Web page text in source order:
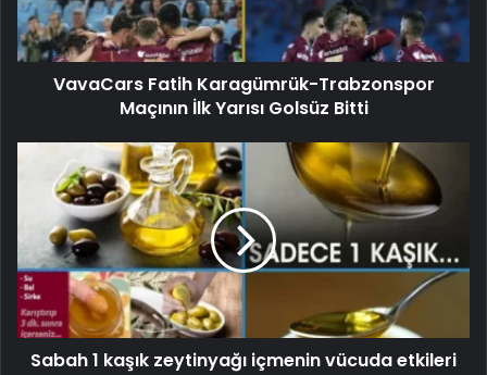
VavaCars Fatih Karagümrük-Trabzonspor
Maçının İlk Yarısı Golsüz Bitti
Sabah 1 kaşık zeytinyağı içmenin vücuda etkileri